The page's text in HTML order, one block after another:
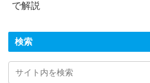
で解説
検索